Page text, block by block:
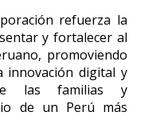
refuerza la
y fortalecer al
promoviendo
innovación digital y
las familias y
de un Perú más